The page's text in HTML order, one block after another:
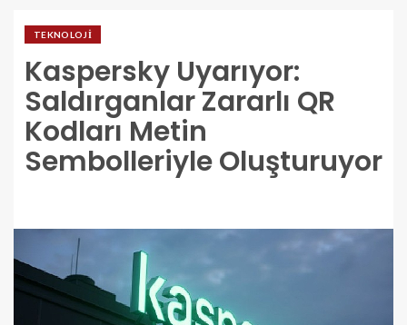
TEKNOLOJI
Kaspersky Uyarıyor:
Saldırganlar Zararlı QR
Kodları Metin
Sembolleriyle Oluşturuyor